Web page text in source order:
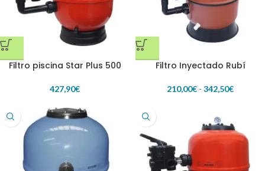
Filtro piscina Star Plus 500
427,90€
Filtro Inyectado Rubí
210,00€ - 342,50€